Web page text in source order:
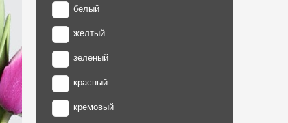
белый
желтый
зеленый
красный
кремовый